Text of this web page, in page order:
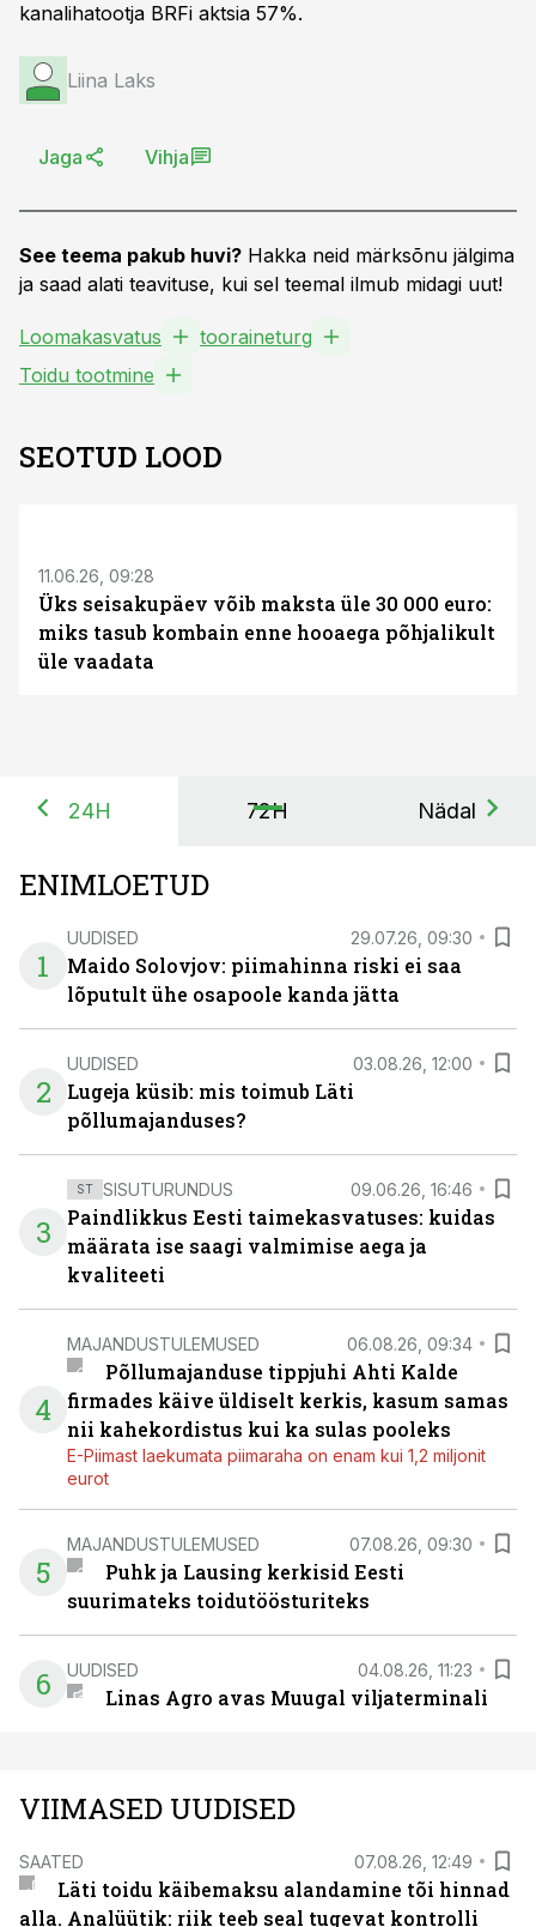
kanalihatootja BRFi aktsia 57%.
Liina Laks
Jaga Vihja
See teema pakub huvi? Hakka neid märksõnu jälgima
ja saad alati teavituse, kui sel teemal ilmub midagi uut!
Loomakasvatus
tooraineturg
Toidu tootmine
SEOTUD LOOD
11.06.26, 09:28
Üks seisakupäev võib maksta üle 30 000 euro:
miks tasub kombain enne hooaega põhjalikult
üle vaadata
24H 72H Nädal
ENIMLOETUD
1
UUDISED 29.07.26, 09:30
Maido Solovjov: piimahinna riski ei saa
lõputult ühe osapoole kanda jätta
2
UUDISED 03.08.26, 12:00
Lugeja küsib: mis toimub Läti
põllumajanduses?
3
ST SISUTURUNDUS 09.06.26, 16:46
Paindlikkus Eesti taimekasvatuses: kuidas
määrata ise saagi valmimise aega ja
kvaliteeti
4
MAJANDUSTULEMUSED 06.08.26, 09:34
Põllumajanduse tippjuhi Ahti Kalde
firmades käive üldiselt kerkis, kasum samas
nii kahekordistus kui ka sulas pooleks
E-Piimast laekumata piimaraha on enam kui 1,2 miljonit
eurot
5
MAJANDUSTULEMUSED 07.08.26, 09:30
Puhk ja Lausing kerkisid Eesti
suurimateks toidutöösturiteks
6 UUDISED 04.08.26, 11:23
Linas Agro avas Muugal viljaterminali
VIIMASED UUDISED
SAATED 07.08.26, 12:49
Läti toidu käibemaksu alandamine tõi hinnad
alla. Analüütik: riik teeb seal tugevat kontrolli